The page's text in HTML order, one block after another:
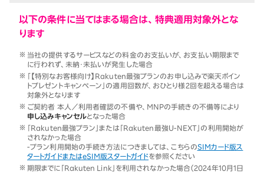
以下の条件に当てはまる場合は、特典適用対象外とな
ります
当社の提供するサービスなどの料金のお支払いが、お支払い期限まで
に行われず、未納・未払いが発生した場合
「【特別なお客様向け】Rakuten最強プランのお申し込みで楽天ポイン
トプレゼントキャンペーン」の適用回数が、おひとり様2回を超える場合は
対象外となります
ご契約者 本人／利用者確認の不備や、MNPの手続きの不備等により
申し込みキャンセルとなった場合
「Rakuten最強プラン」または「Rakuten最強U-NEXT」の利用開始が
されなかった場合
-プラン利用開始の手続き方法につきましては、こちらのSIMカード版ス
タートガイドまたはeSIM版スタートガイドを参照ください
期限までに「Rakuten Link」を利用されなかった場合（2024年10月1日